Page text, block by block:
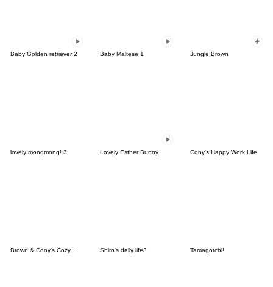
Baby Golden retriever 2 Baby Maltese 1 Jungle Brown
lovely mongmong! 3 Lovely Esther Bunny Cony's Happy Work Life
Brown & Cony's Cozy Winter Date Shiro's daily life3 Tamagotchi!